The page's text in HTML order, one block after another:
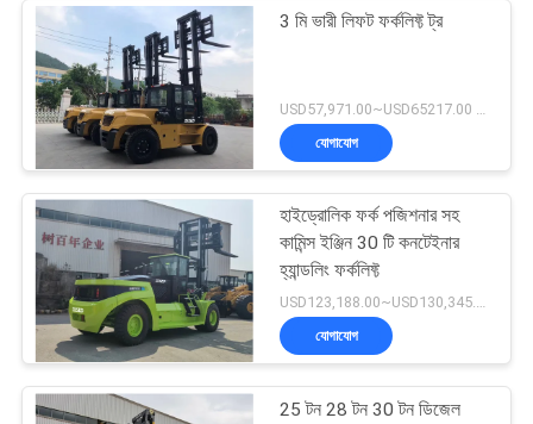
3 মি ভারী লিফট ফর্কলিফ্ট ট্র
যোগাযোগ
হাইড্রোলিক ফর্ক পজিশনার সহ
কামিন্স ইঞ্জিন 30 টি কনটেইনার
হ্যান্ডলিং ফর্কলিফ্ট
USD123,188.00~USD130,345.00/ Unit MOQ:1 একক
যোগাযোগ
25 টন 28 টন 30 টন ডিজেল